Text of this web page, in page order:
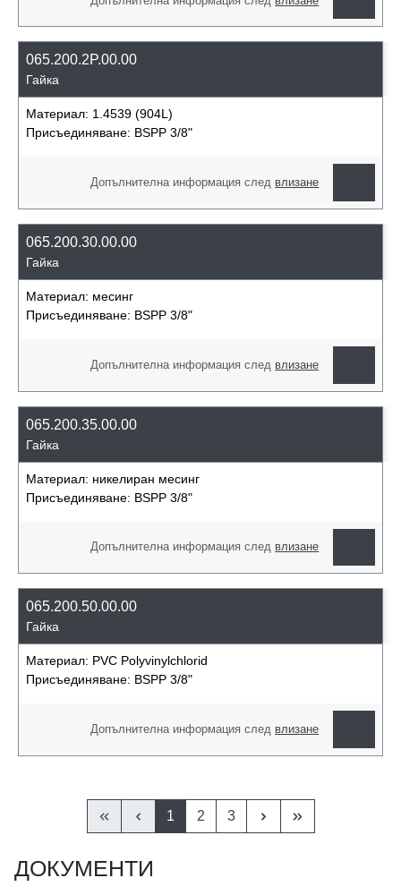
065.200.2P.00.00
Гайка
Материал: 1.4539 (904L)
Присъединяване: BSPP 3/8"
Допълнителна информация след влизане
065.200.30.00.00
Гайка
Материал: месинг
Присъединяване: BSPP 3/8"
Допълнителна информация след влизане
065.200.35.00.00
Гайка
Материал: никелиран месинг
Присъединяване: BSPP 3/8"
Допълнителна информация след влизане
065.200.50.00.00
Гайка
Материал: PVC Polyvinylchlorid
Присъединяване: BSPP 3/8"
Допълнителна информация след влизане
1 2 3
ДОКУМЕНТИ